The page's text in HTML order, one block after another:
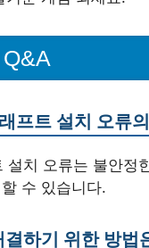
프트 설치 오류
설치 오류는 불안
수 있습니다.
하기 위한 방법